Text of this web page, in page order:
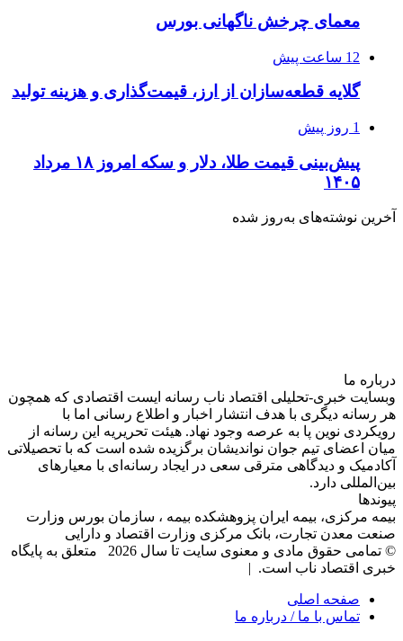
معمای چرخش ناگهانی بورس
12 ساعت پیش
گلایه قطعه‌سازان از ارز، قیمت‌گذاری و هزینه تولید
1 روز پیش
پیش‌بینی قیمت طلا، دلار و سکه امروز ۱۸ مرداد
۱۴۰۵
آخرین نوشته‌های‌ به‌روز شده
درباره‌ ما
وبسایت خبری-تحلیلی اقتصاد ناب رسانه‌ ایست اقتصادی که همچون
هر رسانه دیگری با هدف انتشار اخبار و اطلاع رسانی اما با
رویکردی نوین پا به عرصه وجود نهاد. هیئت تحریریه این رسانه از
میان اعضای تیم جوان نواندیشان برگزیده شده است که با تحصیلاتی
آکادمیک و دیدگاهی‌ مترقی سعی در ایجاد رسانه‌ای با معیار‌های
بین‌المللی دارد.
پیوندها
بیمه مرکزی، بیمه ایران پزوهشکده بیمه ، سازمان بورس وزارت
صنعت معدن تجارت، بانک مرکزی وزارت اقتصاد و دارایی
© تمامی حقوق مادی و معنوی سایت تا سال 2026 متعلق به پایگاه
خبری اقتصاد ناب است. |
صفحه اصلی
تماس با ما / درباره ما